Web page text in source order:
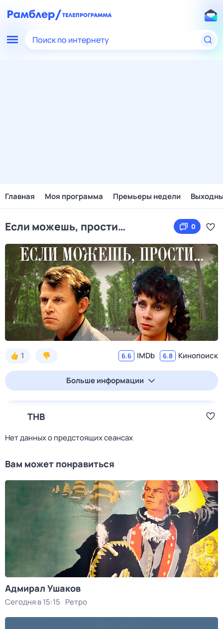
Поиск по интернету
Главная Моя программа Премьеры недели
Если можешь, прости… 0
1 6.6 IMDb 6.8 Кинопоиск
Больше информации
ТНВ
Нет данных о предстоящих сеансах
Вам может понравиться
Адмирал Ушаков
Сегодня в 15:15 Ретро